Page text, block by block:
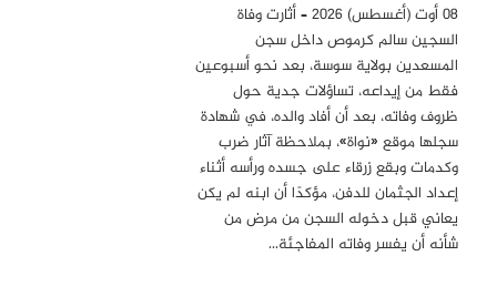
08 أوت (أغسطس) 2026 – أثارت وفاة
السجين سالم كرموص داخل سجن
المسعدين بولاية سوسة، بعد نحو أسبوعين
فقط من إيداعه، تساؤلات جدية حول
ظروف وفاته، بعد أن أفاد والده، في شهادة
سجلها موقع «نواة»، بملاحظة آثار ضرب
وكدمات وبقع زرقاء على جسده ورأسه أثناء
إعداد الجثمان للدفن، مؤكدًا أن ابنه لم يكن
يعاني قبل دخوله السجن من مرض من
شأنه أن يفسر وفاته المفاجئة…